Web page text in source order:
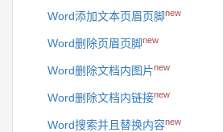
Word添加文本页眉页脚new
Word删除页眉页脚new
Word删除文档内图片new
Word删除文档内链接new
Word搜索并且替换内容new